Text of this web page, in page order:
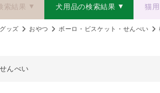
索結果 犬用品の検索結果 猫
ッズ おやつ ボーロ・ビスケット・せんべい
んべい